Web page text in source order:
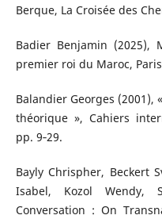
Berque, La Croisée des
Badier Benjamin (2025),
premier roi du Maroc,
Balandier Georges (2001),
théorique », Cahiers
pp. 9‑29.
Bayly Chrispher, Beckert
Isabel, Kozol Wendy,
Conversation : On